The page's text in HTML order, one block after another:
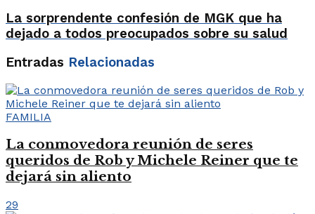
La sorprendente confesión de MGK que ha
dejado a todos preocupados sobre su salud
Entradas Relacionadas
FAMILIA
La conmovedora reunión de seres
queridos de Rob y Michele Reiner que te
dejará sin aliento
29